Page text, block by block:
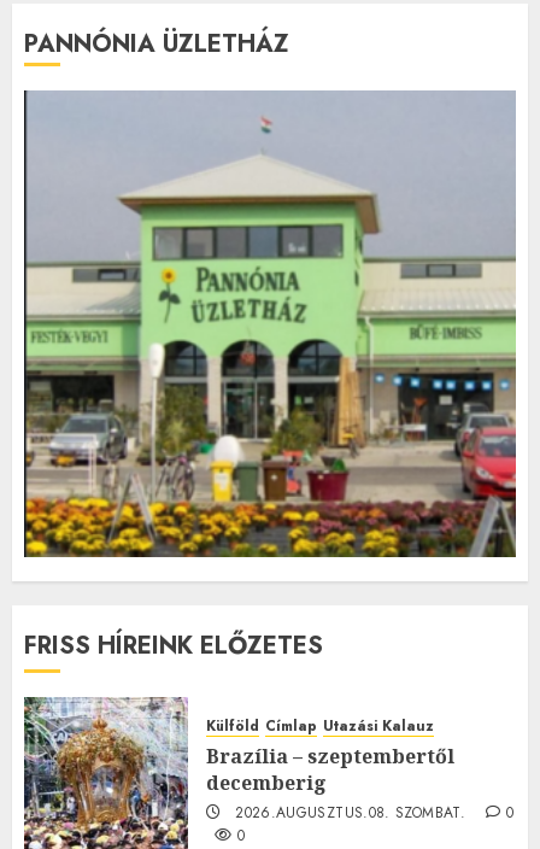
PANNÓNIA ÜZLETHÁZ
FRISS HÍREINK ELŐZETES
Külföld Címlap Utazási Kalauz
Brazília – szeptembertől
decemberig
2026.AUGUSZTUS.08. SZOMBAT.
0
0